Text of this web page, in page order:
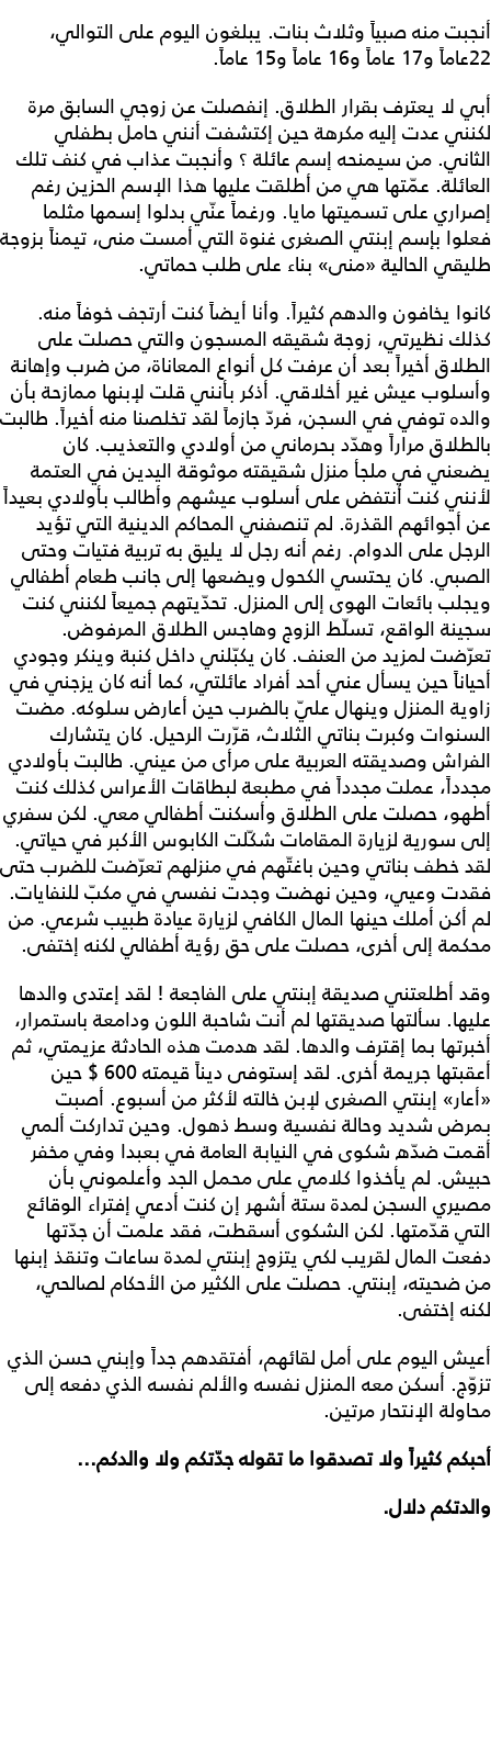
أنجبت منه صبياً وثلاث بنات. يبلغون اليوم على التوالي،
22عاماً و17 عاماً و16 عاماً و15 عاماً.
أبي لا يعترف بقرار الطلاق. إنفصلت عن زوجي السابق مرة
لكنني عدت إليه مكرهة حين إكتشفت أنني حامل بطفلي
الثاني. من سيمنحه إسم عائلة ؟ وأنجبت عذاب في كنف تلك
العائلة. عمّتها هي من أطلقت عليها هذا الإسم الحزين رغم
إصراري على تسميتها مايا. ورغماً عنّي بدلوا إسمها مثلما
فعلوا بإسم إبنتي الصغرى غنوة التي أمست منى، تيمناً بزوجة
طليقي الحالية «منى» بناء على طلب حماتي.
كانوا يخافون والدهم كثيراً. وأنا أيضاً كنت أرتجف خوفاً منه.
كذلك نظيرتي، زوجة شقيقه المسجون والتي حصلت على
الطلاق أخيراً بعد أن عرفت كل أنواع المعاناة، من ضرب وإهانة
وأسلوب عيش غير أخلاقي. أذكر بأنني قلت لإبنها ممازحة بأن
والده توفي في السجن، فردّ جازماً لقد تخلصنا منه أخيراً. طالبت
بالطلاق مراراً وهدّد بحرماني من أولادي والتعذيب. كان
يضعني في ملجأ منزل شقيقته موثوقة اليدين في العتمة
لأنني كنت أنتفض على أسلوب عيشهم وأطالب بأولادي بعيداً
عن أجوائهم القذرة. لم تنصفني المحاكم الدينية التي تؤيد
الرجل على الدوام. رغم أنه رجل لا يليق به تربية فتيات وحتى
الصبي. كان يحتسي الكحول ويضعها إلى جانب طعام أطفالي
ويجلب بائعات الهوى إلى المنزل. تحدّيتهم جميعاً لكنني كنت
سجينة الواقع، تسلّط الزوج وهاجس الطلاق المرفوض.
تعرّضت لمزيد من العنف. كان يكبّلني داخل كنبة وينكر وجودي
أحياناً حين يسأل عني أحد أفراد عائلتي، كما أنه كان يزجني في
زاوية المنزل وينهال عليّ بالضرب حين أعارض سلوكه. مضت
السنوات وكبرت بناتي الثلاث، قرّرت الرحيل. كان يتشارك
الفراش وصديقته العربية على مرأى من عيني. طالبت بأولادي
مجدداً، عملت مجدداً في مطبعة لبطاقات الأعراس كذلك كنت
أطهو، حصلت على الطلاق وأسكنت أطفالي معي. لكن سفري
إلى سورية لزيارة المقامات شكّلت الكابوس الأكبر في حياتي.
لقد خطف بناتي وحين باغتّهم في منزلهم تعرّضت للضرب حتى
فقدت وعيي، وحين نهضت وجدت نفسي في مكبّ للنفايات.
لم أكن أملك حينها المال الكافي لزيارة عيادة طبيب شرعي. من
محكمة إلى أخرى، حصلت على حق رؤية أطفالي لكنه إختفى.
وقد أطلعتني صديقة إبنتي على الفاجعة ! لقد إعتدى والدها
عليها. سألتها صديقتها لم أنت شاحبة اللون ودامعة باستمرار،
أخبرتها بما إقترف والدها. لقد هدمت هذه الحادثة عزيمتي، ثم
أعقبتها جريمة أخرى. لقد إستوفى ديناً قيمته 600 $ حين
«أعار» إبنتي الصغرى لإبن خالته لأكثر من أسبوع. أصبت
بمرض شديد وحالة نفسية وسط ذهول. وحين تداركت ألمي
أقمت ضدّه شكوى في النيابة العامة في بعبدا وفي مخفر
حبيش. لم يأخذوا كلامي على محمل الجد وأعلموني بأن
مصيري السجن لمدة ستة أشهر إن كنت أدعي إفتراء الوقائع
التي قدّمتها. لكن الشكوى أسقطت، فقد علمت أن جدّتها
دفعت المال لقريب لكي يتزوج إبنتي لمدة ساعات وتنقذ إبنها
من ضحيته، إبنتي. حصلت على الكثير من الأحكام لصالحي،
لكنه إختفى.
أعيش اليوم على أمل لقائهم، أفتقدهم جداً وإبني حسن الذي
تزوّج. أسكن معه المنزل نفسه والألم نفسه الذي دفعه إلى
محاولة الإنتحار مرتين.
أحبكم كثيراً ولا تصدقوا ما تقوله جدّتكم ولا والدكم...
والدتكم دلال.